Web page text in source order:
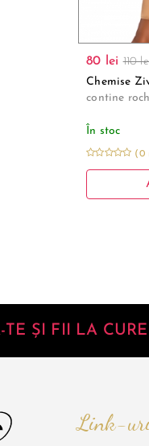
80 lei 110
Chemise
contine
În stoc
(0
TE ȘI FII LA
Link-